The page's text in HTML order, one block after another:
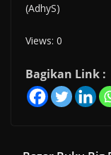
(AdhyS)
Views: 0
Bagikan Link :